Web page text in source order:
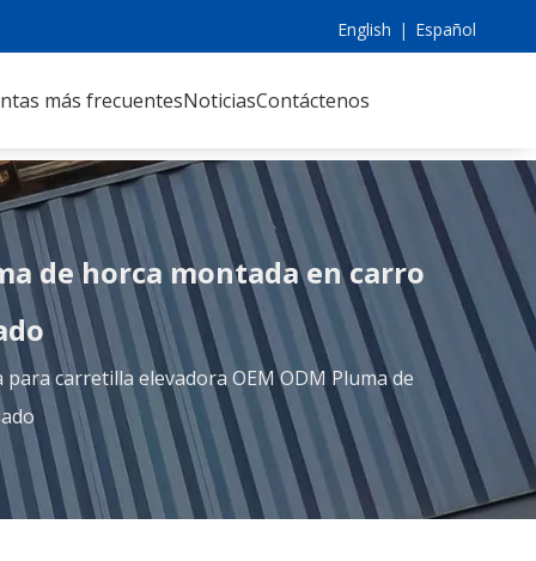
English | Español
más frecuentesNoticiasContáctenos
de horca montada en carro
carretilla elevadora OEM ODM Pluma de